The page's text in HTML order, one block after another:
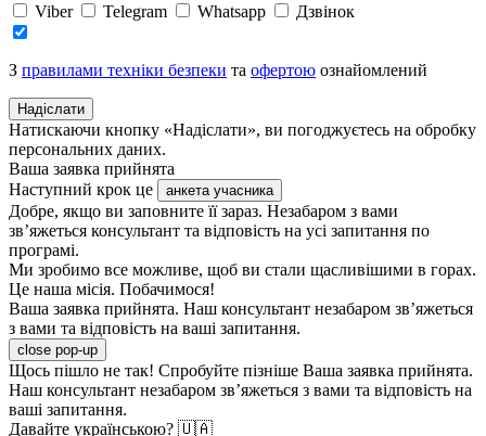
Viber
Telegram Whatsapp Дзвінок
З правилами техніки безпеки та офертою ознайомлений
Надіслати
Натискаючи кнопку «Надіслати», ви погоджуєтесь на обробку
персональних даних.
Ваша заявка прийнята
Наступний крок це
анкета учасника
Добре, якщо ви заповните її зараз. Незабаром з вами
зв’яжеться консультант та відповість на усі запитання по
програмі.
Ми зробимо все можливе, щоб ви стали щасливішими в горах.
Це наша місія. Побачимося!
Ваша заявка прийнята. Наш консультант незабаром зв’яжеться
з вами та відповість на ваші запитання.
close pop-up
Щось пішло не так! Спробуйте пізніше Ваша заявка прийнята.
Наш консультант незабаром зв’яжеться з вами та відповість на
ваші запитання.
Давайте українською? 🇺🇦